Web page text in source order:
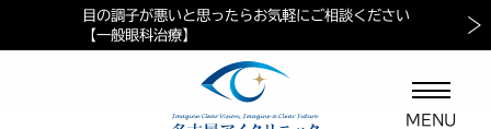
当院におけるペイシェントハラスメントに対する方針
目の調子が悪いと思ったらお気軽にご相談ください
【一般眼科治療】
マイナ保険証ご利用の案内